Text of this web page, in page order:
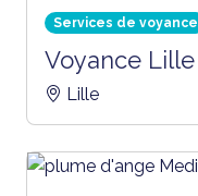
Services de voyance
Voyance Lille
Lille